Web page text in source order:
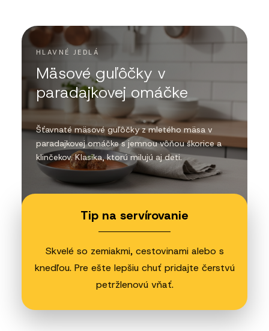
HLAVNÉ JEDLÁ
Mäsové guľôčky v
paradajkovej omáčke
Šťavnaté mäsové guľôčky z mletého mäsa v
paradajkovej omáčke s jemnou vôňou škorice a
klinčekov. Klasika, ktorú milujú aj deti.
Tip na servírovanie
Skvelé so zemiakmi, cestovinami alebo s
knedľou. Pre ešte lepšiu chuť pridajte čerstvú
petržlenovú vňať.